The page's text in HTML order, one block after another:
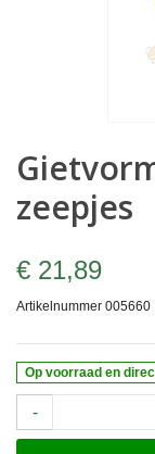
zeepjes
€ 21,89
Artikelnummer 005660
Op voorraad en
-